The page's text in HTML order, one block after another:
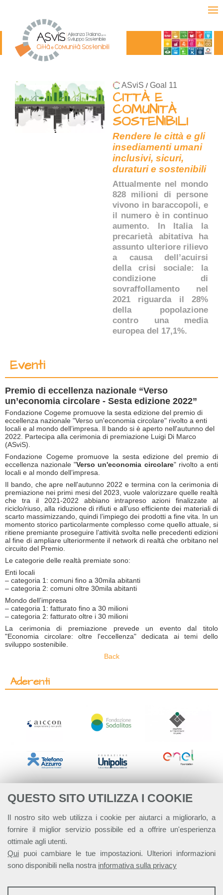
QUESTO SITO UTILIZZA I COOKIE
Il nostro sito web utilizza i cookie per aiutarci a migliorarlo, a
fornire il miglior servizio possibile ed a offrire un'esperienza
ottimale agli utenti.
Qui puoi cambiare le tue impostazioni. Ulteriori informazioni
sono disponibili nella nostra informativa sulla privacy
STATISTICHE
ASviS / Goal 11
CITTÀ E
COMUNITÀ
SOSTENIBILI
Rendere le città e gli
insediamenti umani
inclusivi, sicuri,
duraturi e sostenibili
Attualmente nel mondo
828 milioni di persone
vivono in baraccopoli, e
il numero è in continuo
aumento. In Italia la
precarietà abitativa ha
assunto ulteriore rilievo
a causa dell’acuirsi
della crisi sociale: la
condizione di
sovraffollamento nel
2021 riguarda il 28%
della popolazione
contro una media
europea del 17,1%.
Eventi
Premio di eccellenza nazionale “Verso
un’economia circolare - Sesta edizione 2022”
Fondazione Cogeme promuove la sesta edizione del premio di
eccellenza nazionale "Verso un'economia circolare" rivolto a enti
locali e al mondo dell’impresa. Il bando si è aperto nell'autunno del
2022. Partecipa alla cerimonia di premiazione Luigi Di Marco
(ASviS).
Fondazione Cogeme promuove la sesta edizione del premio di
eccellenza nazionale "Verso un'economia circolare" rivolto a enti
locali e al mondo dell’impresa.
Il bando, che apre nell'autunno 2022 e termina con la cerimonia di
premiazione nei primi mesi del 2023, vuole valorizzare quelle realtà
che tra il 2021-2022 abbiano intrapreso azioni finalizzate al
riciclo/riuso, alla riduzione di rifiuti e all’uso efficiente dei materiali di
scarto massimizzando, quindi l’impiego dei prodotti a fine vita. In un
momento storico particolarmente complesso come quello attuale, si
ritiene premiante proseguire l’attività svolta nelle precedenti edizioni
al fine di ampliare ulteriormente il network di realtà che orbitano nel
circuito del Premio.
Le categorie delle realtà premiate sono:
Enti locali
– categoria 1: comuni fino a 30mila abitanti
– categoria 2: comuni oltre 30mila abitanti
Mondo dell’impresa
– categoria 1: fatturato fino a 30 milioni
– categoria 2: fatturato oltre i 30 milioni
La cerimonia di premiazione prevede un evento dal titolo
"Economia circolare: oltre l'eccellenza" dedicata ai temi dello
sviluppo sostenibile.
Back
Aderenti